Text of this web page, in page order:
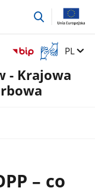
przejdź
Otwórz
okno
z
tłumaczem
Zmień
PL
- Krajowa
– co